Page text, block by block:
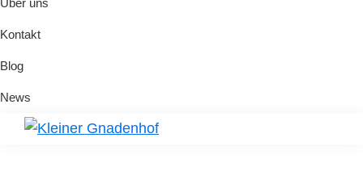
Über uns
Kontakt
Blog
News